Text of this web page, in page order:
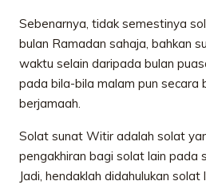
Sebenarnya, tidak semestinya
bulan Ramadan sahaja, bahkan
waktu selain daripada bulan
pada bila-bila malam pun secara
berjamaah.
Solat sunat Witir adalah solat
pengakhiran bagi solat lain pada
Jadi, hendaklah didahulukan